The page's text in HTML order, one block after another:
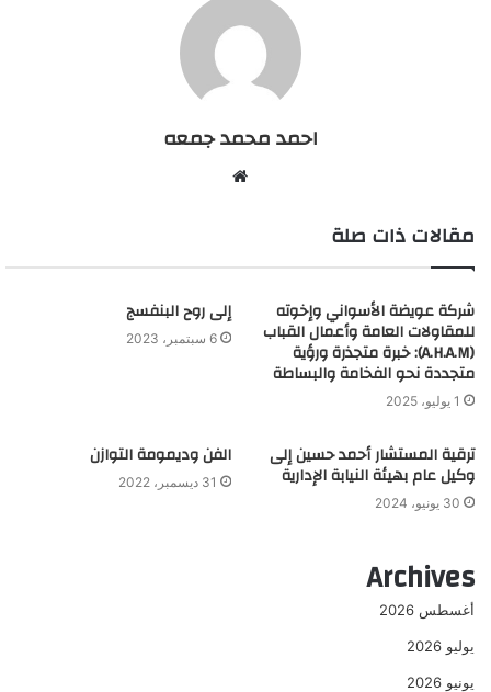
احمد محمد جمعه
ل
و
مقالات ذات صلة
شركة عويضة الأسواني وإخوته
للمقاولات العامة وأعمال القباب
(A.H.A.M): خبرة متجذرة ورؤية
متجددة نحو الفخامة والبساطة
1 يوليو، 2025
إلى روح البنفسج
6 سبتمبر، 2023
ترقية المستشار أحمد حسين إلى
وكيل عام بهيئة النيابة الإدارية
30 يونيو، 2024
الفن وديمومة التوازن
31 ديسمبر، 2022
Archives
أغسطس 2026
يوليو 2026
يونيو 2026